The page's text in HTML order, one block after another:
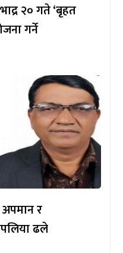
२० गते ‘बृहत
गर्ने
र
ढले